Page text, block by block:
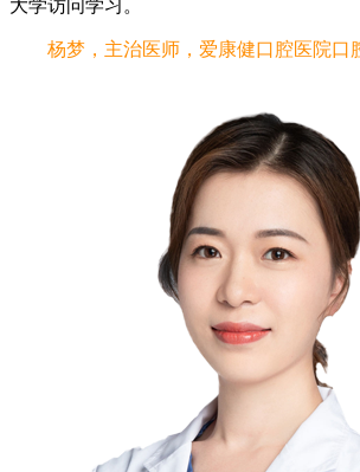
大学访问学习。
杨梦，主治医师，爱康健口腔医院口